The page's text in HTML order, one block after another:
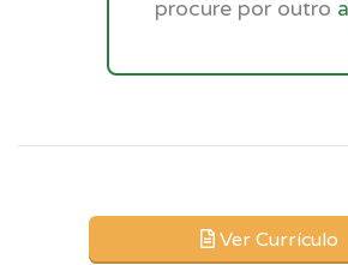
procure por outro
Ver Currículo